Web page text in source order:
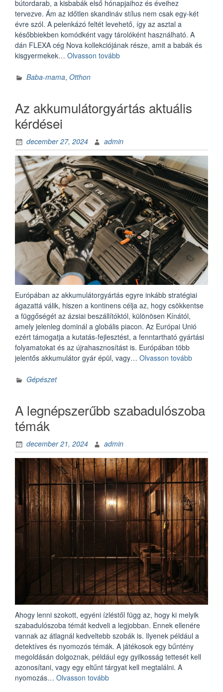
bútordarab, a kisbabák első hónapjaihoz és éveihez
tervezve. Ám az időtlen skandináv stílus nem csak egy-két
évre szól. A pelenkázó feltét levehető, így az asztal a
későbbiekben komódként vagy tárolóként használható. A
dán FLEXA cég Nova kollekciójának része, amit a babák és
kisgyermekek… Olvasson tovább„A
szépsége”
Baba-mama, Otthon
Az akkumulátorgyártás aktuális
kérdései
december 27, 2024 admin
Európában az akkumulátorgyártás egyre inkább stratégiai
ágazattá válik, hiszen a kontinens célja az, hogy csökkentse
a függőségét az ázsiai beszállítóktól, különösen Kínától,
amely jelenleg dominál a globális piacon. Az Európai Unió
ezért támogatja a kutatás-fejlesztést, a fenntartható gyártási
folyamatokat és az újrahasznosítást is. Európában több
jelentős akkumulátor gyár épül, vagy… Olvasson tovább„Az
Gépészet
A legnépszerűbb szabadulószoba
témák
december 21, 2024 admin
Ahogy lenni szokott, egyéni ízléstől függ az, hogy ki melyik
szabadulószoba témát kedveli a legjobban. Ennek ellenére
vannak az átlagnál kedveltebb szobák is. Ilyenek például a
detektíves és nyomozós témák. A játékosok egy bűntény
megoldásán dolgoznak, például egy gyilkosság tettesét kell
azonosítani, vagy egy eltűnt tárgyat kell megtalálni. A
nyomozás… Olvasson tovább„A